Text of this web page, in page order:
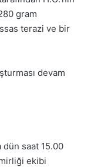
gram
terazi ve bir
devam
dün saat 15.00
ekibi